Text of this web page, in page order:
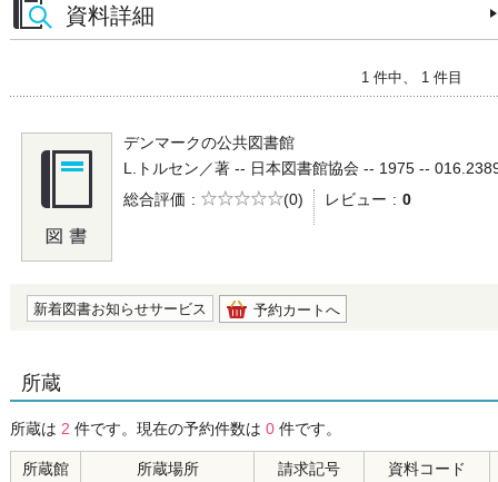
資料詳細
1 件中、 1 件目
デンマークの公共図書館
L.トルセン／著 -- 日本図書館協会 -- 1975 --
総合評価
5段階評価
(0) レビュー 0
新着図書お知らせサービス 予約カートへ
所蔵
所蔵は 2 件です。現在の予約件数は 0 件です。
所蔵館 所蔵場所 請求記号 資料コード